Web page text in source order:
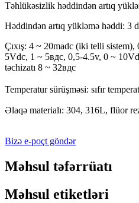
Təhlükəsizlik həddindən artıq
Həddindən artıq yükləmə həddi: 3
Çıxış: 4 ~ 20madc (iki telli
5Vdc, 1 ~ 5вдc, 0,5-4.5v, 0 ~
təchizatı 8 ~ 32вдc
Temperatur sürüşməsi: sıfır
Əlaqə materialı: 304, 316L, flüor
Bizə e-poçt göndər
Məhsul təfərrüatı
Məhsul etiketləri